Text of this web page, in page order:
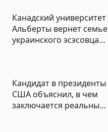
Канадский университет
Альберты вернет семье
украинского эсэсовца
Кандидат в президенты
США объяснил, в чем
заключается реальный